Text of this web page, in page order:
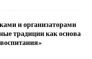
и организаторами
традиции как основа